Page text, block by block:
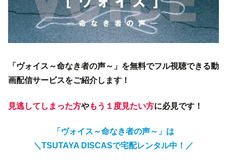
「ヴォイス～命なき者の声～」を無料でフル視聴できる動
画配信サービスをご紹介します！
見逃してしまった方やもう１度見たい方に必見です！
「ヴォイス～命なき者の声～」は
＼TSUTAYA DISCASで宅配レンタル中！／